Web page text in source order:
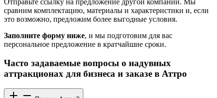
Отправьте ссылку на предложение другой компании. Мы
сравним комплектацию, материалы и характеристики и, если
это возможно, предложим более выгодные условия.
Заполните форму ниже, и мы подготовим для вас
персональное предложение в кратчайшие сроки.
Часто задаваемые вопросы о надувных
аттракционах для бизнеса и заказе в Аттро